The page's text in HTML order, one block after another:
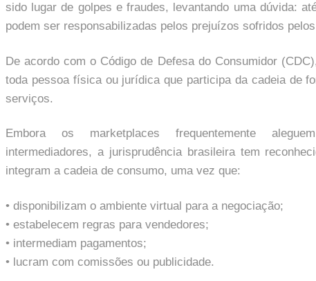
sido lugar de golpes e fraudes, levantando uma dúvida:
podem ser responsabilizadas pelos prejuízos sofridos
De acordo com o Código de Defesa do Consumidor
toda pessoa física ou jurídica que participa da cadeia de
serviços.
Embora os marketplaces frequentemente
intermediadores, a jurisprudência brasileira tem
integram a cadeia de consumo, uma vez que:
• disponibilizam o ambiente virtual para a negociação;
• estabelecem regras para vendedores;
• intermediam pagamentos;
• lucram com comissões ou publicidade.